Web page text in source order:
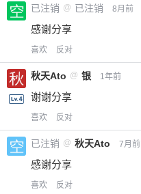
已注销 @ 已注销 8月前
感谢分享
喜欢 反对
秋天Ato @ 银 1年前
谢谢分享
喜欢 反对
已注销 @ 秋天Ato 7月前
感谢分享
喜欢 反对